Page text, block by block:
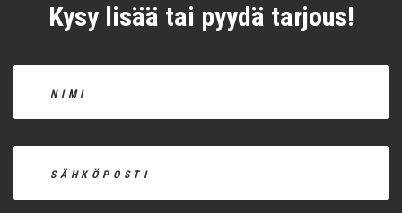
Kysy lisää tai pyydä tarjous!